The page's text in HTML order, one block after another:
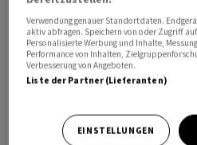
angesichts der
Herausforderungen
In Bezug auf die grössten
Galt im Vorhalbjahr noch der
Problemfeld, sei es nun der
Verwendung genauer Standortdaten.
aktiv abfragen. Speichern von oder Zugriff
Personalisierte Werbung und Inhalte,
Performance von Inhalten,
Verbesserung von Angeboten.
Liste der Partner (Lieferanten)
EINSTELLUNGEN